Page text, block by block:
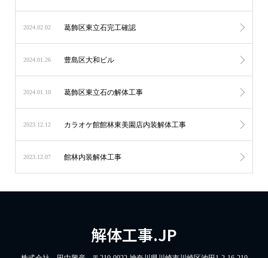
2024.02.02 葛飾区東立石完工確認
2024.01.26 豊島区大和ビル
2024.01.10 葛飾区東立石の解体工事
2023.12.12 カラオケ館館林東美園店内装解体工事
2023.12.07 館林内装解体工事
解体工事.JP